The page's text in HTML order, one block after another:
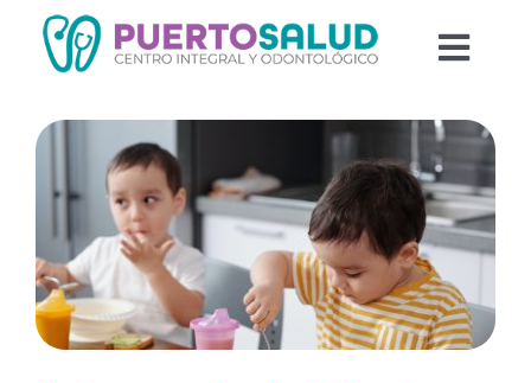
Saltar
Odontología
Psicología
Blog